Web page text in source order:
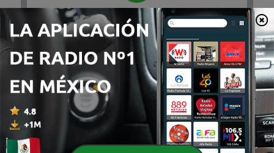
00:00 00:00
Episodios
1 - Te canto con amor
08 mar. 2021